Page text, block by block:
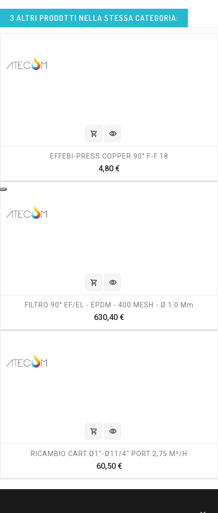
3 ALTRI PRODOTTI NELLA STESSA CATEGORIA:
shopping_cart visibility
EFFEBI-PRESS COPPER 90° F-F 18
4,80 €Prezzo
shopping_cart visibility
FILTRO 90° EF/EL - EPDM - 400 MESH - Ø 1.0 Mm
630,40 €Prezzo
shopping_cart visibility
RICAMBIO CART.Ø1"-Ø11/4" PORT.2,75 M³/h
60,50 €Prezzo